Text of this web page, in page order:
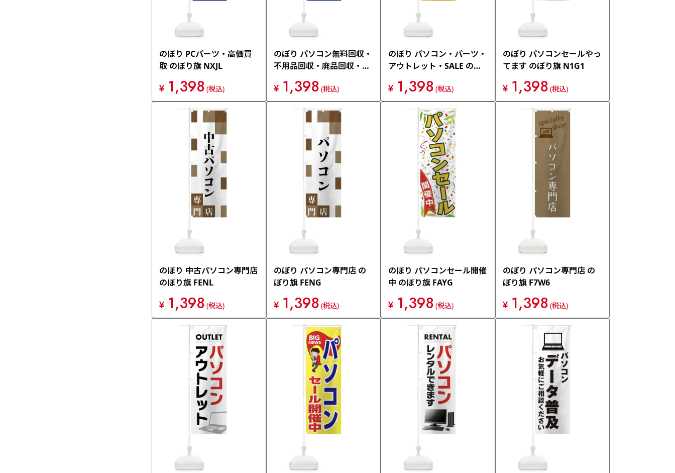
のぼり PCパーツ・高価買
取 のぼり旗 NXJL
¥ 1,398 (税込)
のぼり パソコン無料回収・
不用品回収・廃品回収・再
¥ 1,398 (税込)
のぼり パソコン・パーツ・
アウトレット・SALE のぼ
¥ 1,398 (税込)
のぼり パソコンセールやっ
てます のぼり旗 N1G1
¥ 1,398 (税込)
のぼり 中古パソコン専門店
のぼり旗 FENL
¥ 1,398 (税込)
のぼり パソコン専門店 の
ぼり旗 FENG
¥ 1,398 (税込)
のぼり パソコンセール開催
中 のぼり旗 FAYG
¥ 1,398 (税込)
のぼり パソコン専門店 の
ぼり旗 F7W6
¥ 1,398 (税込)